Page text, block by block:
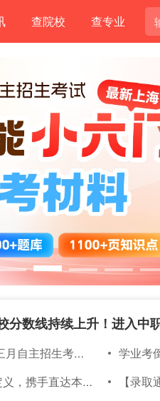
查院校 查专业
能小六门备考材料已上架~
学业考倒
准中职新生线下升学宣讲会圆满落幕
【录取通